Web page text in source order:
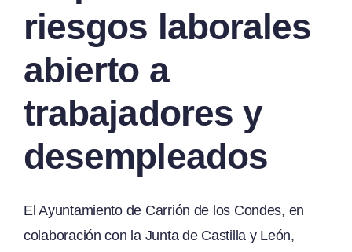
riesgos laborales
abierto a
trabajadores y
desempleados
El Ayuntamiento de Carrión de los Condes, en
colaboración con la Junta de Castilla y León,